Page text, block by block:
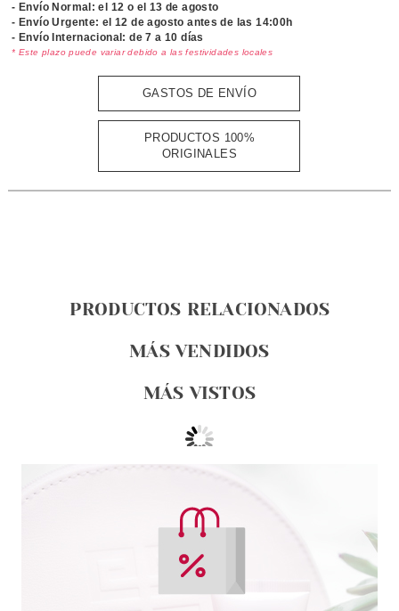
- Envío Normal: el 12 o el 13 de agosto
- Envío Urgente: el12 de agosto antes de las 14:00h
- Envío Internacional: de 7 a 10 días
* Este plazo puede variar debido a las festividades locales
GASTOS DE ENVÍO
PRODUCTOS 100%
ORIGINALES
PRODUCTOS RELACIONADOS
MÁS VENDIDOS
MÁS VISTOS